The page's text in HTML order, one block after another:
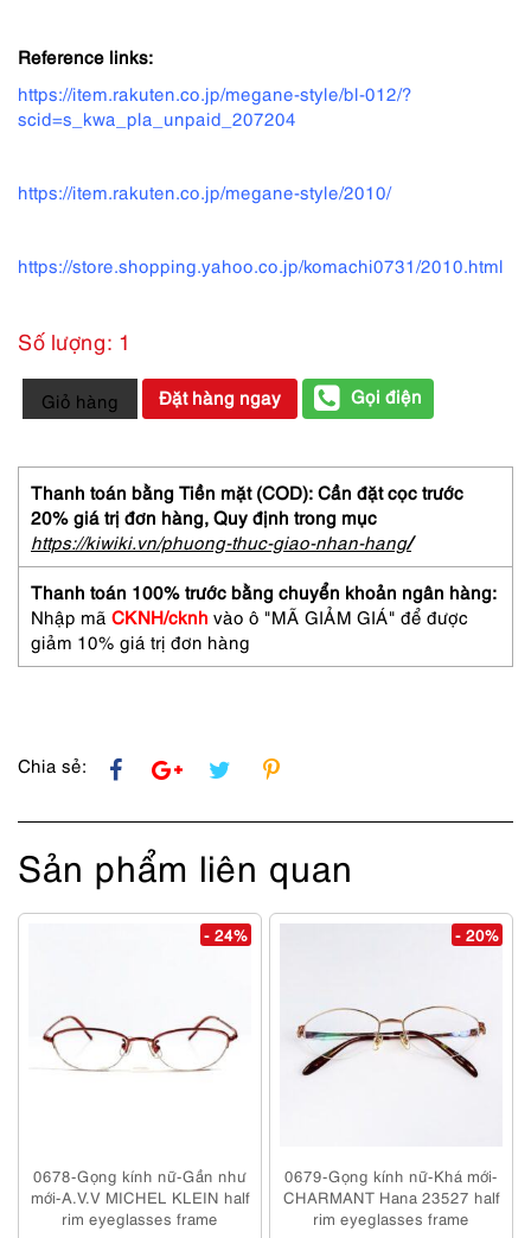
Reference links:
https://item.rakuten.co.jp/megane-style/bl-012/?
scid=s_kwa_pla_unpaid_207204
https://item.rakuten.co.jp/megane-style/2010/
https://store.shopping.yahoo.co.jp/komachi0731/2010.html
Số lượng: 1
5472-
Gọng
nam/nữ-
Mới/Chưa
sử
dụng-
MEN's
BATSU
MB5105
eyeglasses
frame
Giỏ hàng Đặt hàng ngay Gọi điện
Thanh toán bằng Tiền mặt (COD): Cần đặt cọc trước
20% giá trị đơn hàng, Quy định trong mục
https://kiwiki.vn/phuong-thuc-giao-nhan-hang/
Thanh toán 100% trước bằng chuyển khoản ngân hàng:
Nhập mã CKNH/cknh vào ô "MÃ GIẢM GIÁ" để được
giảm 10% giá trị đơn hàng
Chia sẻ:
Sản phẩm liên quan
- 24%
0678-Gọng kính nữ-Gần như
mới-A.V.V MICHEL KLEIN half
rim eyeglasses frame
- 20%
0679-Gọng kính nữ-Khá mới-
CHARMANT Hana 23527 half
rim eyeglasses frame